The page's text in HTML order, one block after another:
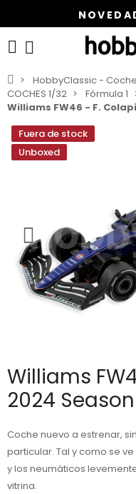
HobbyClassic -
COCHES 1/32
Fórmula 1
Williams FW46 - F.
Fuera de stock
Unboxed
Williams
2024 Season
Coche nuevo a estrenar,
particular. Tal y como se
y los neumáticos
vitrina.